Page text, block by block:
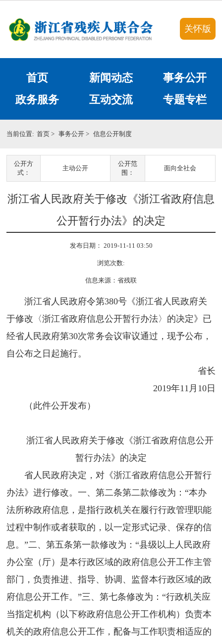
关怀版
首页 新闻动态
事务公开
政务服务
互动交流 专题专栏
当前位置: 首页 > 事务公开> 信息公开制度
公开方
式：
主动公开
公开范
围：
面向全社会
浙江省人民政府关于修改《浙江省政府信息
公开暂行办法》的决定
发布日期： 2019-11-11 03:50
浏览次数:
信息来源：省残联
浙江省人民政府令第380号《浙江省人民政府关
于修改〈浙江省政府信息公开暂行办法〉的决定》已
经省人民政府第30次常务会议审议通过，现予公布，
自公布之日起施行。
省长
2019年11月10日
（此件公开发布）
浙江省人民政府关于修改《浙江省政府信息公开
暂行办法》的决定
省人民政府决定，对《浙江省政府信息公开暂行
办法》进行修改。一、第二条第二款修改为：“本办
法所称政府信息，是指行政机关在履行行政管理职能
过程中制作或者获取的，以一定形式记录、保存的信
息。”二、第五条第一款修改为：“县级以上人民政府
办公室（厅）是本行政区域的政府信息公开工作主管
部门，负责推进、指导、协调、监督本行政区域的政
府信息公开工作。”三、第七条修改为：“行政机关应
当指定机构（以下称政府信息公开工作机构）负责本
机关的政府信息公开工作，配备与工作职责相适应的